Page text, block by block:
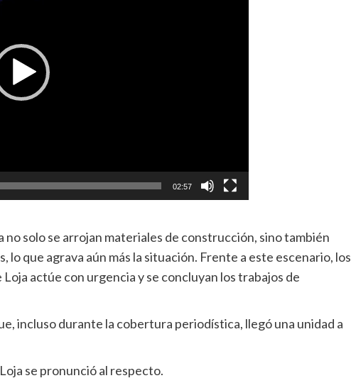
02:57
no solo se arrojan materiales de construcción, sino también
lo que agrava aún más la situación. Frente a este escenario, los
actúe con urgencia y se concluyan los trabajos de
incluso durante la cobertura periodística, llegó una unidad a
se pronunció al respecto.